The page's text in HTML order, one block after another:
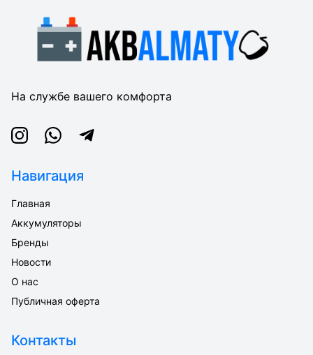
На службе вашего комфорта
InstagramWhatsappTelegram
Навигация
Главная
Аккумуляторы
Бренды
Новости
О нас
Публичная оферта
Контакты